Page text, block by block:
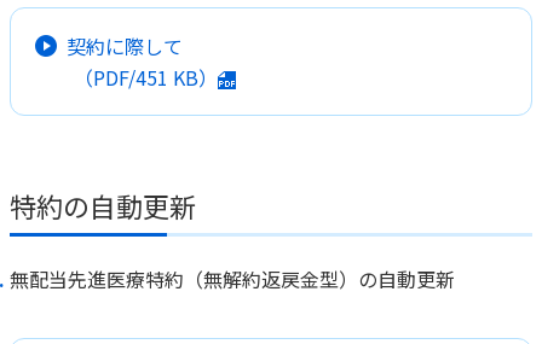
ラジオ体操・みんなの体操
ラジオ体操ポータルサイト
お客さまの声／お客さまサービス向上の取組み
契約に際して
（PDF/451 KB）
特約の自動更新
無配当先進医療特約（無解約返戻金型）の自動更新